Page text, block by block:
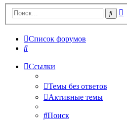
Поиск
Список форумов
Поиск
Ссылки
Темы без ответов
Активные темы
Поиск